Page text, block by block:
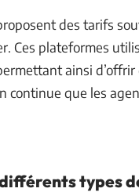
des tarifs
Ces plateformes
ainsi
continue que les
types